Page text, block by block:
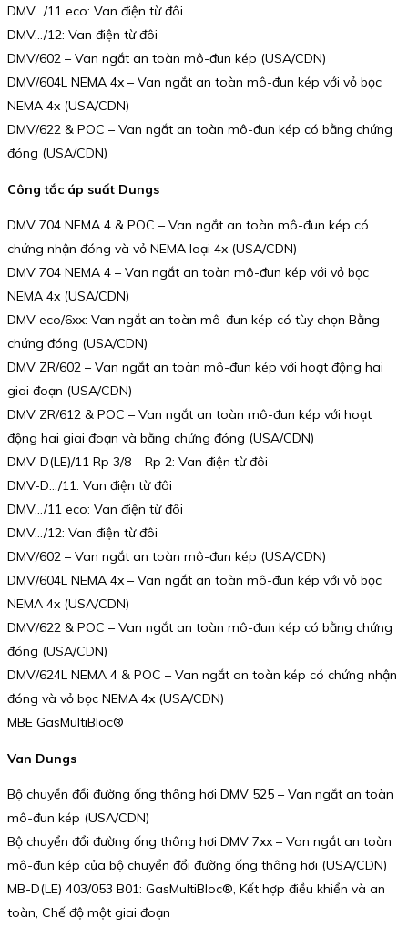
DMV…/11 eco: Van điện từ đôi
DMV…/12: Van điện từ đôi
DMV/602 – Van ngắt an toàn mô-đun kép (USA/CDN)
DMV/604L NEMA 4x – Van ngắt an toàn mô-đun kép với vỏ bọc
NEMA 4x (USA/CDN)
DMV/622 & POC – Van ngắt an toàn mô-đun kép có bằng chứng
đóng (USA/CDN)
Công tắc áp suất Dungs
DMV 704 NEMA 4 & POC – Van ngắt an toàn mô-đun kép có
chứng nhận đóng và vỏ NEMA loại 4x (USA/CDN)
DMV 704 NEMA 4 – Van ngắt an toàn mô-đun kép với vỏ bọc
NEMA 4x (USA/CDN)
DMV eco/6xx: Van ngắt an toàn mô-đun kép có tùy chọn Bằng
chứng đóng (USA/CDN)
DMV ZR/602 – Van ngắt an toàn mô-đun kép với hoạt động hai
giai đoạn (USA/CDN)
DMV ZR/612 & POC – Van ngắt an toàn mô-đun kép với hoạt
động hai giai đoạn và bằng chứng đóng (USA/CDN)
DMV-D(LE)/11 Rp 3/8 – Rp 2: Van điện từ đôi
DMV-D…/11: Van điện từ đôi
DMV…/11 eco: Van điện từ đôi
DMV…/12: Van điện từ đôi
DMV/602 – Van ngắt an toàn mô-đun kép (USA/CDN)
DMV/604L NEMA 4x – Van ngắt an toàn mô-đun kép với vỏ bọc
NEMA 4x (USA/CDN)
DMV/622 & POC – Van ngắt an toàn mô-đun kép có bằng chứng
đóng (USA/CDN)
DMV/624L NEMA 4 & POC – Van ngắt an toàn kép có chứng nhận
đóng và vỏ bọc NEMA 4x (USA/CDN)
MBE GasMultiBloc®
Van Dungs
Bộ chuyển đổi đường ống thông hơi DMV 525 – Van ngắt an toàn
mô-đun kép (USA/CDN)
Bộ chuyển đổi đường ống thông hơi DMV 7xx – Van ngắt an toàn
mô-đun kép của bộ chuyển đổi đường ống thông hơi (USA/CDN)
MB-D(LE) 403/053 B01: GasMultiBloc®, Kết hợp điều khiển và an
toàn, Chế độ một giai đoạn